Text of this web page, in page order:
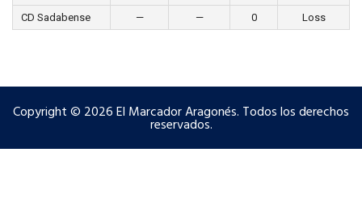
CD Sadabense
— — 0 Loss
Copyright © 2026 El Marcador Aragonés. Todos los derechos
reservados.